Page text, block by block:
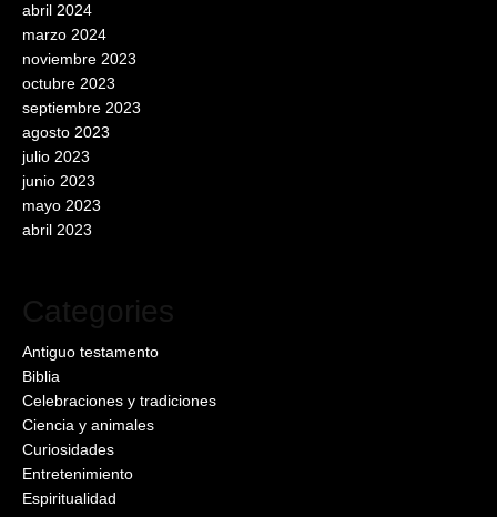
abril 2024
marzo 2024
noviembre 2023
octubre 2023
septiembre 2023
agosto 2023
julio 2023
junio 2023
mayo 2023
abril 2023
Categories
Antiguo testamento
Biblia
Celebraciones y tradiciones
Ciencia y animales
Curiosidades
Entretenimiento
Espiritualidad